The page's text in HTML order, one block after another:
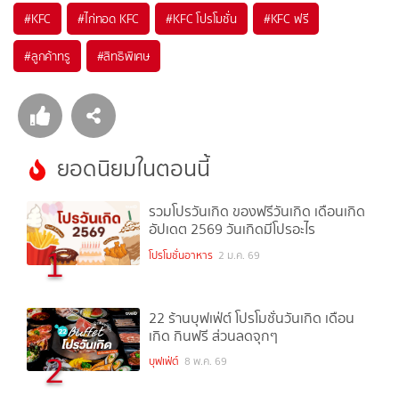
#KFC #ไก่ทอด KFC #KFC โปรโมชั่น #KFC ฟรี
#ลูกค้าทรู #สิทธิพิเศษ
ยอดนิยมในตอนนี้
1
รวมโปรวันเกิด ของฟรีวันเกิด เดือนเกิด
อัปเดต 2569 วันเกิดมีโปรอะไร
โปรโมชั่นอาหาร 2 ม.ค. 69
2
22 ร้านบุฟเฟ่ต์ โปรโมชั่นวันเกิด เดือน
เกิด กินฟรี ส่วนลดจุกๆ
บุฟเฟ่ต์ 8 พ.ค. 69